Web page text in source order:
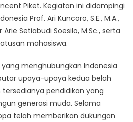
Piket. Kegiatan ini didampingi
Prof. Ari Kuncoro, S.E., M.A.,
Arie Setiabudi Soesilo, M.Sc., serta
mahasiswa.
menghubungkan Indonesia
upaya-upaya kedua belah
pendidikan yang
generasi muda. Selama
telah memberikan dukungan